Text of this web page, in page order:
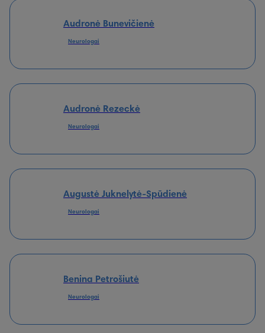
Audronė Bunevičienė
Neurologai
Audronė Rezeckė
Neurologai
Augustė Juknelytė-Spūdienė
Neurologai
Benina Petrošiutė
Neurologai